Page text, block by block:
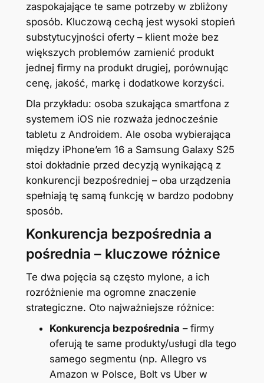
zaspokajające te same potrzeby w zbliżony
sposób. Kluczową cechą jest wysoki stopień
substytucyjności oferty – klient może bez
większych problemów zamienić produkt
jednej firmy na produkt drugiej, porównując
cenę, jakość, markę i dodatkowe korzyści.
Dla przykładu: osoba szukająca smartfona z
systemem iOS nie rozważa jednocześnie
tabletu z Androidem. Ale osoba wybierająca
między iPhone’em 16 a Samsung Galaxy S25
stoi dokładnie przed decyzją wynikającą z
konkurencji bezpośredniej – oba urządzenia
spełniają tę samą funkcję w bardzo podobny
sposób.
Konkurencja bezpośrednia a
pośrednia – kluczowe różnice
Te dwa pojęcia są często mylone, a ich
rozróżnienie ma ogromne znaczenie
strategiczne. Oto najważniejsze różnice:
Konkurencja bezpośrednia – firmy
oferują te same produkty/usługi dla tego
samego segmentu (np. Allegro vs
Amazon w Polsce, Bolt vs Uber w